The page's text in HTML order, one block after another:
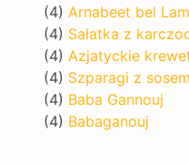
(4) Arnabeet bel
(4) Sałatka z
(4) Azjatyckie
(4) Szparagi z
(4) Baba Gannouj
(4) Babaganouj